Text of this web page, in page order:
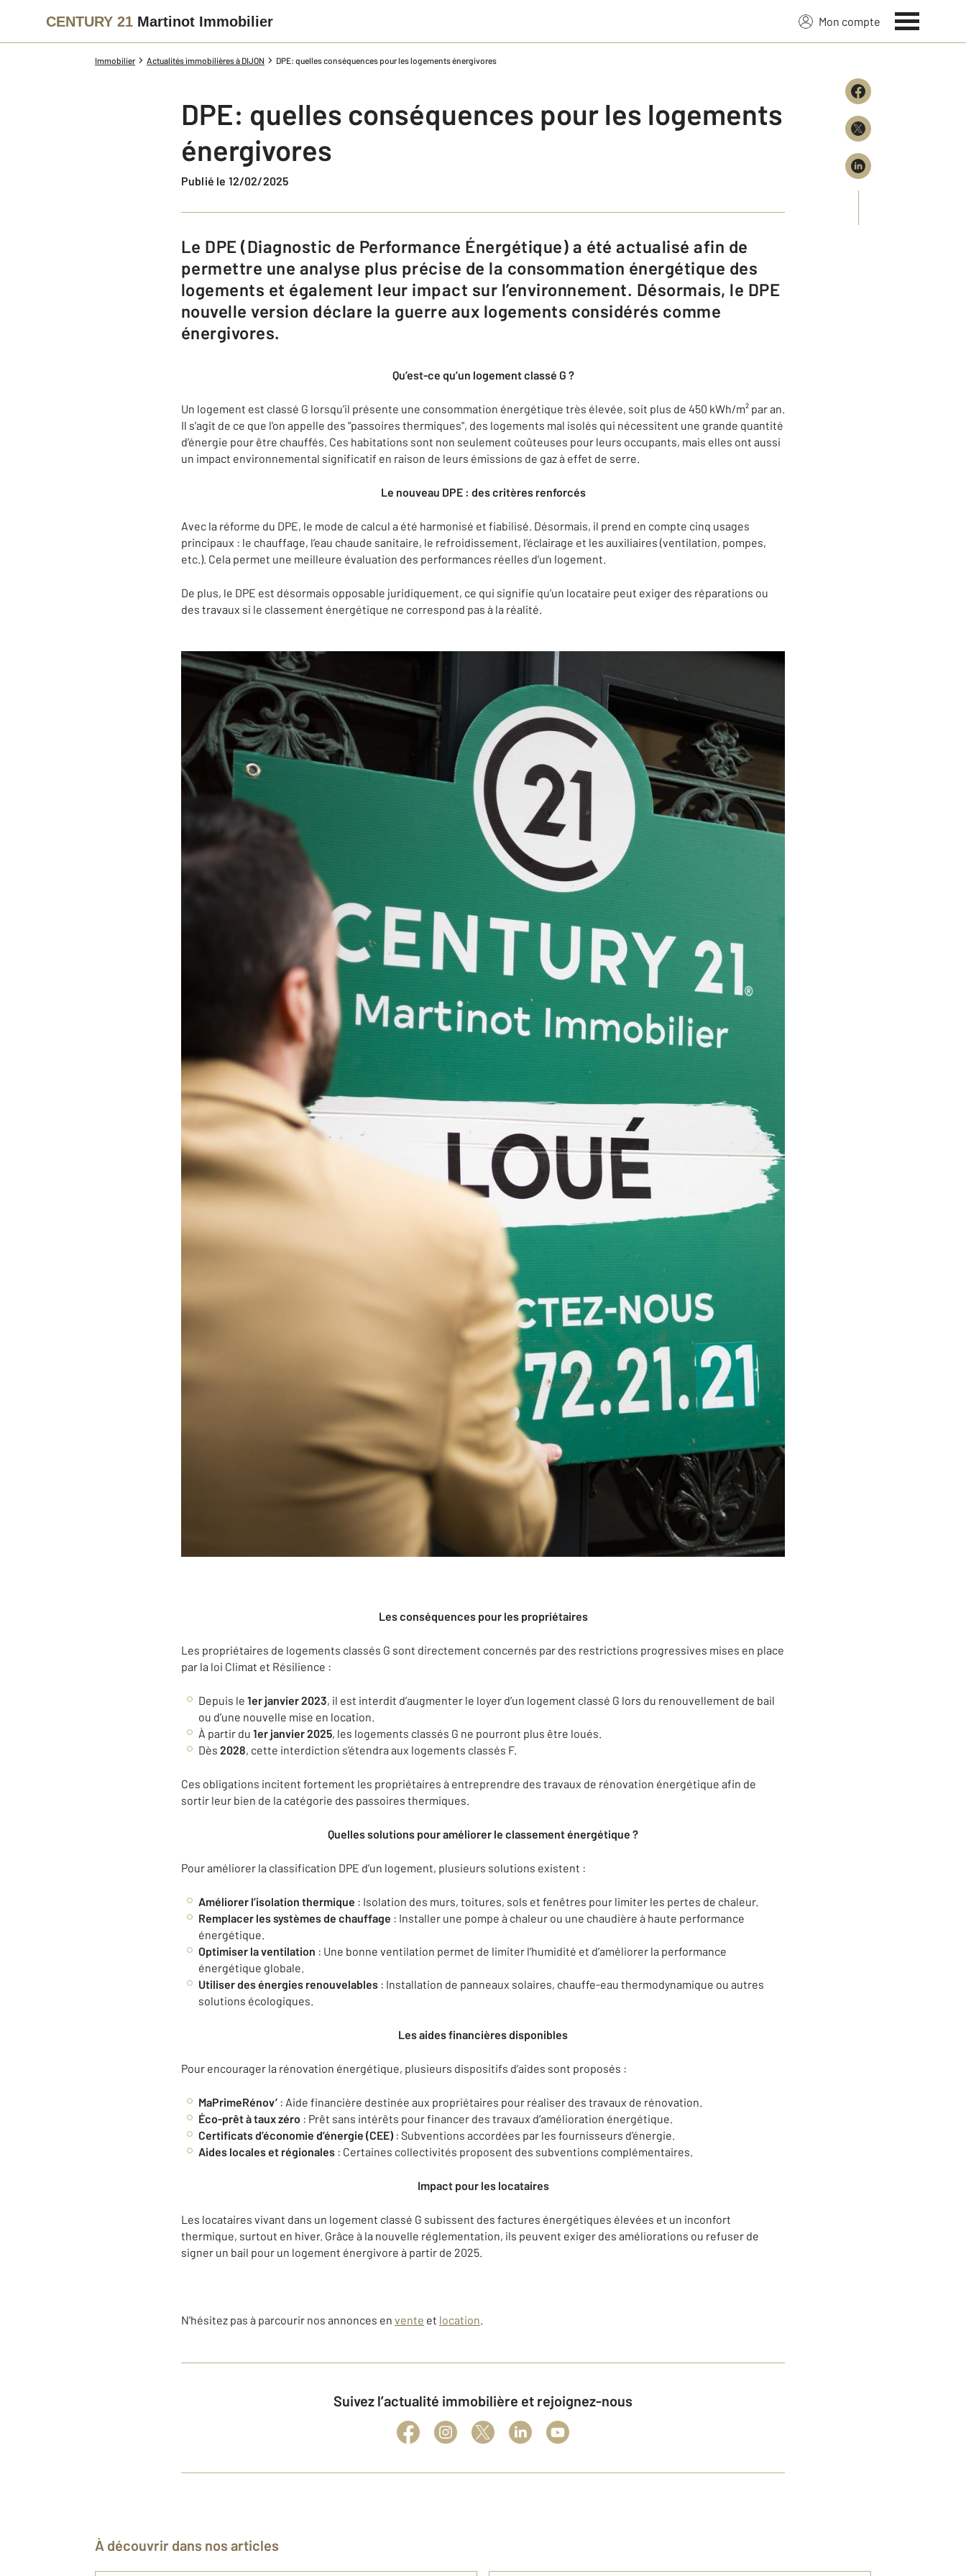
CENTURY 21 Martinot Immobilier Mon compte
Immobilier Actualités immobilières à DIJON DPE: quelles conséquences pour les logements énergivores
DPE: quelles conséquences pour les logements
énergivores
Publié le 12/02/2025
Le DPE (Diagnostic de Performance Énergétique) a été actualisé afin de
permettre une analyse plus précise de la consommation énergétique des
logements et également leur impact sur l’environnement. Désormais, le DPE
nouvelle version déclare la guerre aux logements considérés comme
énergivores.
Qu’est-ce qu’un logement classé G ?
Un logement est classé G lorsqu'il présente une consommation énergétique très élevée, soit plus de 450 kWh/m² par an.
Il s'agit de ce que l'on appelle des "passoires thermiques", des logements mal isolés qui nécessitent une grande quantité
d’énergie pour être chauffés. Ces habitations sont non seulement coûteuses pour leurs occupants, mais elles ont aussi
un impact environnemental significatif en raison de leurs émissions de gaz à effet de serre.
Le nouveau DPE : des critères renforcés
Avec la réforme du DPE, le mode de calcul a été harmonisé et fiabilisé. Désormais, il prend en compte cinq usages
principaux : le chauffage, l’eau chaude sanitaire, le refroidissement, l’éclairage et les auxiliaires (ventilation, pompes,
etc.). Cela permet une meilleure évaluation des performances réelles d’un logement.
De plus, le DPE est désormais opposable juridiquement, ce qui signifie qu’un locataire peut exiger des réparations ou
des travaux si le classement énergétique ne correspond pas à la réalité.
Les conséquences pour les propriétaires
Les propriétaires de logements classés G sont directement concernés par des restrictions progressives mises en place
par la loi Climat et Résilience :
Depuis le 1er janvier 2023, il est interdit d’augmenter le loyer d’un logement classé G lors du renouvellement de bail
ou d’une nouvelle mise en location.
À partir du 1er janvier 2025, les logements classés G ne pourront plus être loués.
Dès 2028, cette interdiction s’étendra aux logements classés F.
Ces obligations incitent fortement les propriétaires à entreprendre des travaux de rénovation énergétique afin de
sortir leur bien de la catégorie des passoires thermiques.
Quelles solutions pour améliorer le classement énergétique ?
Pour améliorer la classification DPE d’un logement, plusieurs solutions existent :
Améliorer l’isolation thermique : Isolation des murs, toitures, sols et fenêtres pour limiter les pertes de chaleur.
Remplacer les systèmes de chauffage : Installer une pompe à chaleur ou une chaudière à haute performance
énergétique.
Optimiser la ventilation : Une bonne ventilation permet de limiter l’humidité et d’améliorer la performance
énergétique globale.
Utiliser des énergies renouvelables : Installation de panneaux solaires, chauffe-eau thermodynamique ou autres
solutions écologiques.
Les aides financières disponibles
Pour encourager la rénovation énergétique, plusieurs dispositifs d’aides sont proposés :
MaPrimeRénov’ : Aide financière destinée aux propriétaires pour réaliser des travaux de rénovation.
Éco-prêt à taux zéro : Prêt sans intérêts pour financer des travaux d’amélioration énergétique.
Certificats d’économie d’énergie (CEE) : Subventions accordées par les fournisseurs d’énergie.
Aides locales et régionales : Certaines collectivités proposent des subventions complémentaires.
Impact pour les locataires
Les locataires vivant dans un logement classé G subissent des factures énergétiques élevées et un inconfort
thermique, surtout en hiver. Grâce à la nouvelle réglementation, ils peuvent exiger des améliorations ou refuser de
signer un bail pour un logement énergivore à partir de 2025.
N'hésitez pas à parcourir nos annonces en vente et location.
Suivez l’actualité immobilière et rejoignez-nous
À découvrir dans nos articles